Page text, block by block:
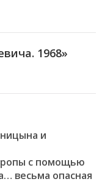
1968»
и
с помощью
весьма опасная